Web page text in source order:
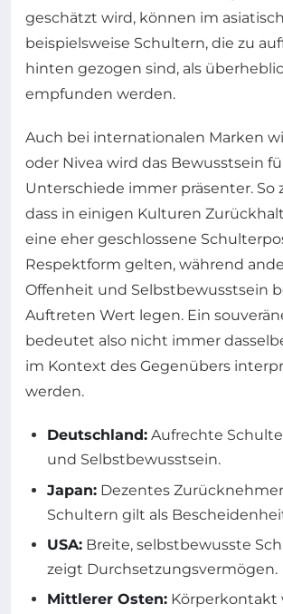
geschätzt wird, können im
beispielsweise Schultern, die zu
hinten gezogen sind, als
empfunden werden.
Auch bei internationalen Marken
oder Nivea wird das Bewusstsein
Unterschiede immer präsenter. So
dass in einigen Kulturen
eine eher geschlossene
Respektform gelten, während
Offenheit und Selbstbewusstsein
Auftreten Wert legen. Ein
bedeutet also nicht immer
im Kontext des Gegenübers
werden.
Deutschland: Aufrechte
und Selbstbewusstsein.
Japan: Dezentes
Schultern gilt als
USA: Breite, selbstbewusste
zeigt Durchsetzungsvermögen.
Mittlerer Osten: Körperkontakt